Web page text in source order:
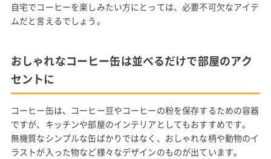
自宅でコーヒーを楽しみたい方にとっては、必要不可欠なアイテ
ムだと言えるでしょう。
おしゃれなコーヒー缶は並べるだけで部屋のアク
セントに
コーヒー缶は、コーヒー豆やコーヒーの粉を保存するための容器
ですが、キッチンや部屋のインテリアとしてもおすすめです。
無機質なシンプルな缶ばかりではなく、おしゃれな柄や動物のイ
ラストが入った物など様々なデザインのものが出ています。